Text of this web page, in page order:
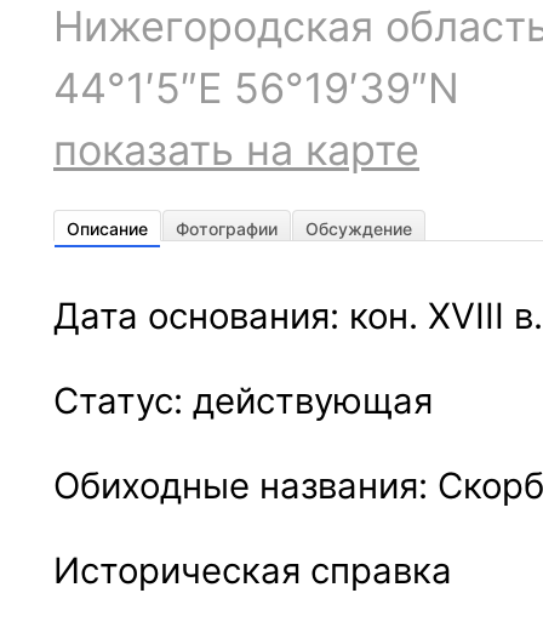
Нижегородская
44°1′5″E 56°19′39″N
показать на карте
Описание Фотографии Обсуждение
Дата основания: кон. XVIII в.
Статус: действующая
Обиходные названия:
Историческая справка